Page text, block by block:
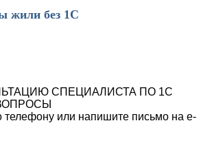
жили без 1С
СПЕЦИАЛИСТА ПО 1С
телефону или напишите письмо на e-